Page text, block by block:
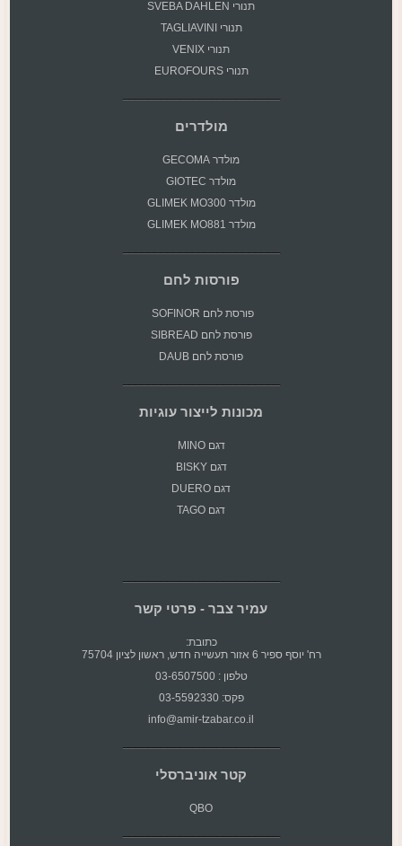
תנורי SVEBA DAHLEN
תנורי TAGLIAVINI
תנורי VENIX
תנורי EUROFOURS
מולדרים
מולדר GECOMA
מולדר GIOTEC
מולדר GLIMEK MO300
מולדר GLIMEK MO881
פורסות לחם
פורסת לחם SOFINOR
פורסת לחם SIBREAD
פורסת לחם DAUB
מכונות לייצור עוגיות
דגם MINO
דגם BISKY
דגם DUERO
דגם TAGO
עמיר צבר - פרטי קשר
כתובת:
רח' יוסף ספיר 6 אזור תעשייה חדש, ראשון לציון 75704
טלפון : 03-6507500
פקס: 03-5592330
info@amir-tzabar.co.il
קטר אוניברסלי
QBO